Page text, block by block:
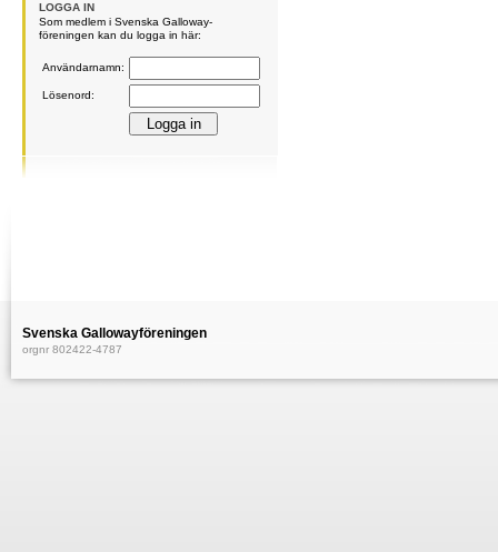
LOGGA IN
Som medlem i Svenska Galloway-
föreningen kan du logga in här:
Användarnamn:
Lösenord:
Svenska Gallowayföreningen
orgnr 802422-4787